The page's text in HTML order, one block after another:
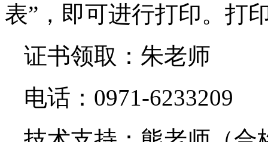
表”，即可进行打印。打
证书领取：朱老师
电话：0971-6233209